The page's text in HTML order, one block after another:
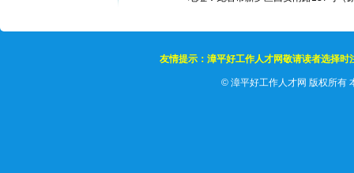
友情提示：漳平好工作人才网敬请读者选择
© 漳平好工作人才网 版权所有